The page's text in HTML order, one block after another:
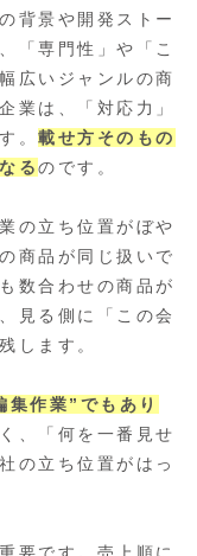
背景や開発ストー
「専門性」や「こ
広いジャンルの商
業は、「対応力」
。載せ方そのもの
るのです。
の立ち位置がぼや
商品が同じ扱いで
数合わせの商品が
見る側に「この会
します。
作業”でもあり
、「何を一番見せ
の立ち位置がはっ